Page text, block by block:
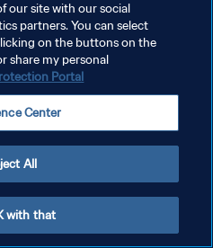
our site with our social
partners. You can select
on the buttons on the
share my personal
Portal
Center
All
with that